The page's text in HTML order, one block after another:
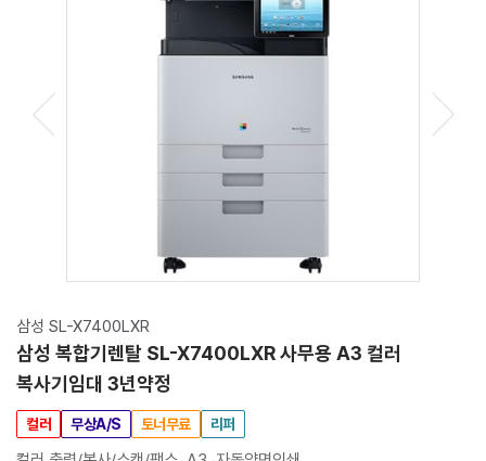
삼성 SL-X7400LXR
삼성 복합기렌탈 SL-X7400LXR 사무용 A3 컬러
복사기임대 3년약정
컬러 무상A/S 토너무료 리퍼